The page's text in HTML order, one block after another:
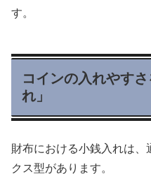
す。
コインの入れやす
れ」
財布における小銭入れは、
クス型があります。